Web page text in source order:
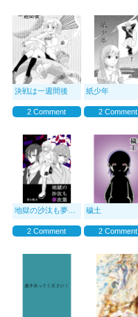
決戦は一週間後
2 Comment
紙少年
2 Comment
地獄の沙汰も夢次第
2 Comment
穢土
2 Comment